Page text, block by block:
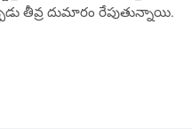
తీవ్ర దుమారం రేపుతున్నాయి.